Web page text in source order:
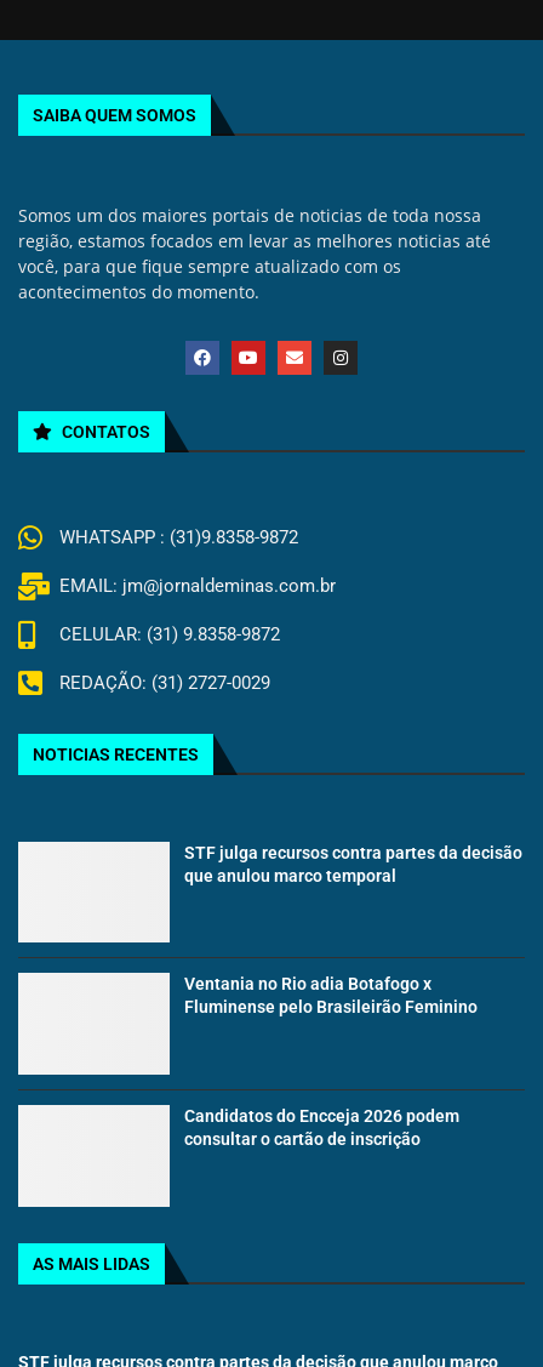
SAIBA QUEM SOMOS
Somos um dos maiores portais de noticias de toda nossa
região, estamos focados em levar as melhores noticias até
você, para que fique sempre atualizado com os
acontecimentos do momento.
CONTATOS
WHATSAPP : (31)9.8358-9872
EMAIL: jm@jornaldeminas.com.br
CELULAR: (31) 9.8358-9872
REDAÇÃO: (31) 2727-0029
NOTICIAS RECENTES
STF julga recursos contra partes da decisão
que anulou marco temporal
Ventania no Rio adia Botafogo x
Fluminense pelo Brasileirão Feminino
Candidatos do Encceja 2026 podem
consultar o cartão de inscrição
AS MAIS LIDAS
STF julga recursos contra partes da decisão que anulou marco